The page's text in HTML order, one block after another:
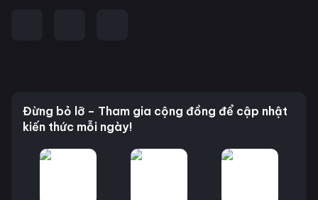
Đừng bỏ lỡ – Tham gia cộng đồng để cập nhật
kiến thức mỗi ngày!